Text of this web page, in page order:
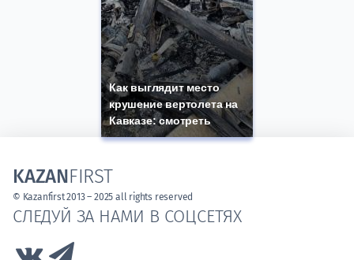
Как выглядит место
крушение вертолета на
Кавказе: смотреть
СЛЕДУЙ ЗА НАМИ В СОЦСЕТЯХ
Link to Vk
KAZANFIRST
© Kazanfirst 2013 – 2025 all rights reserved